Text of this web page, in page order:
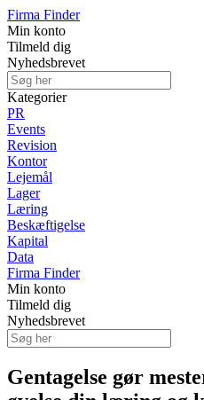
Firma Finder
Min konto
Tilmeld dig
Nyhedsbrevet
Kategorier
PR
Events
Revision
Kontor
Lejemål
Lager
Læring
Beskæftigelse
Kapital
Data
Firma Finder
Min konto
Tilmeld dig
Nyhedsbrevet
Gentagelse gør